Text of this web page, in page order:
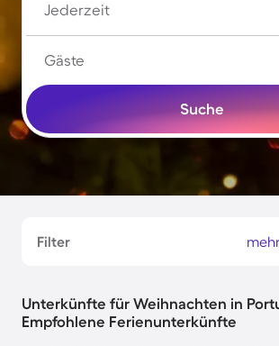
Jederzeit
Gäste
Suche
Filter
Unterkünfte für Weihnachten in
Empfohlene Ferienunterkünfte